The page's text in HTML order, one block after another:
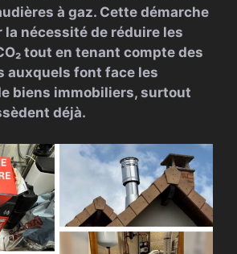
à gaz. Cette démarche
la nécessité de réduire les
tout en tenant compte des
auxquels font face les
biens immobiliers, surtout
déjà.